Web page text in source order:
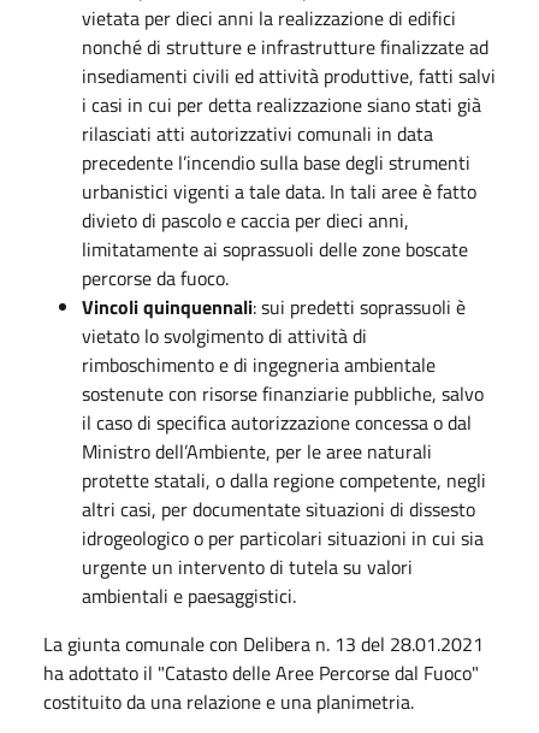
vietata per dieci anni la realizzazione di edifici
nonché di strutture e infrastrutture finalizzate ad
insediamenti civili ed attività produttive, fatti salvi
i casi in cui per detta realizzazione siano stati già
rilasciati atti autorizzativi comunali in data
precedente l’incendio sulla base degli strumenti
urbanistici vigenti a tale data. In tali aree è fatto
divieto di pascolo e caccia per dieci anni,
limitatamente ai soprassuoli delle zone boscate
percorse da fuoco.
Vincoli quinquennali: sui predetti soprassuoli è
vietato lo svolgimento di attività di
rimboschimento e di ingegneria ambientale
sostenute con risorse finanziarie pubbliche, salvo
il caso di specifica autorizzazione concessa o dal
Ministro dell’Ambiente, per le aree naturali
protette statali, o dalla regione competente, negli
altri casi, per documentate situazioni di dissesto
idrogeologico o per particolari situazioni in cui sia
urgente un intervento di tutela su valori
ambientali e paesaggistici.
La giunta comunale con Delibera n. 13 del 28.01.2021
ha adottato il "Catasto delle Aree Percorse dal Fuoco"
costituito da una relazione e una planimetria.